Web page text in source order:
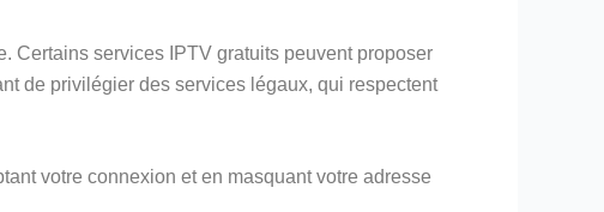
Certains services IPTV gratuits peuvent proposer
de privilégier des services légaux, qui respectent
votre connexion et en masquant votre adresse